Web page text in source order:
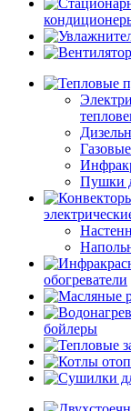
Пушки
обогреватели
бойлеры